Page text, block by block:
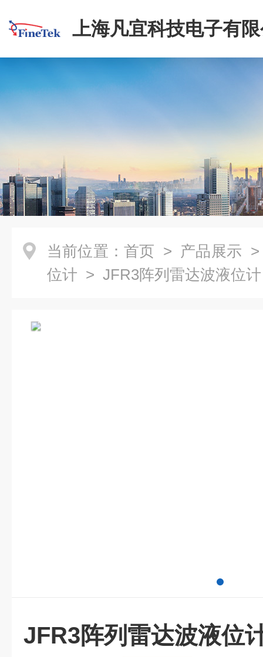
上海凡宜科技电子有
当前位置： 首页 > 产品展示
位计 > JFR3阵列雷达波液位计
JFR3阵列雷达波液位